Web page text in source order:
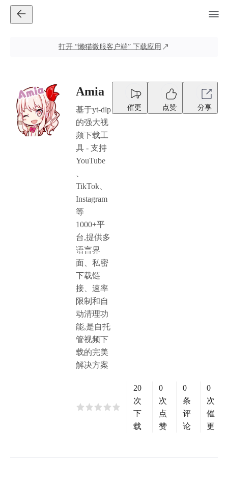
打开 “懒猫微服客户端” 下载应用
Amia
基于yt-dlp
的强大视
频下载工
具 - 支持
YouTube
TikTok、
Instagram
等
1000+平
台,提供多
语言界
面、私密
下载链
接、速率
限制和自
动清理功
能,是自托
管视频下
载的完美
解决方案
催更 点赞 分享
20
次
下
载
0
次
点
赞
0
条
评
论
0
次
催
更